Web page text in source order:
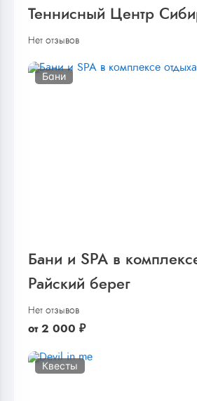
Теннисный Центр
Нет отзывов
Бани
Бани и SPA в
Райский берег
Нет отзывов
от 2 000 ₽
Квесты